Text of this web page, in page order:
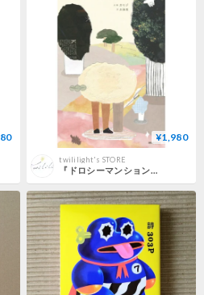
¥1,980
twililight's STORE
『ドロシーマンション』カヒジ / 訳：加藤慧 ※サイン入り